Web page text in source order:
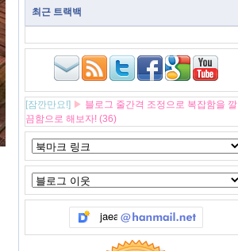
최근 트랙백
[잠깐만요!] ▶ 블로그 줄간격 조정으로 복잡함을 깔
끔함으로 해보자! (36)